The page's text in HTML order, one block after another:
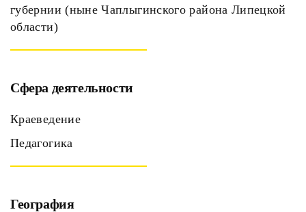
губернии (ныне Чаплыгинского района Липецкой
области)
Сфера деятельности
Краеведение
Педагогика
География